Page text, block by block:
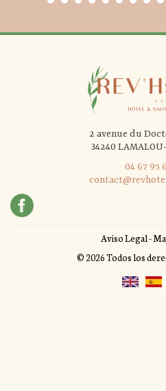
2 avenue du
34240
04 67 95
Aviso Legal-
© 2026 Todos los